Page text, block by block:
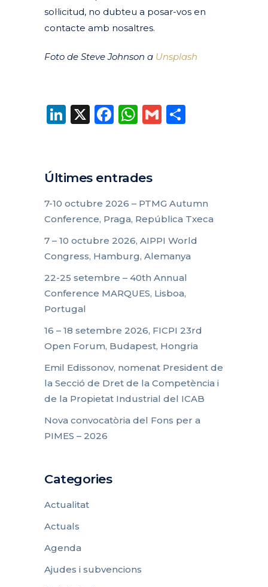
sol·licitud, no dubteu a posar-vos en
contacte amb nosaltres.
Foto de Steve Johnson a Unsplash
LinkedIn
X Facebook
WhatsApp
Gmail
Últimes entrades
7-10 octubre 2026 – PTMG Autumn
Conference, Praga, República Txeca
7 – 10 octubre 2026, AIPPI World
Congress, Hamburg, Alemanya
22-25 setembre – 40th Annual
Conference MARQUES, Lisboa,
Portugal
16 – 18 setembre 2026, FICPI 23rd
Open Forum, Budapest, Hongria
Emil Edissonov, nomenat President de
la Secció de Dret de la Competència i
de la Propietat Industrial del ICAB
Nova convocatòria del Fons per a
PIMES – 2026
Categories
Actualitat
Actuals
Agenda
Ajudes i subvencions